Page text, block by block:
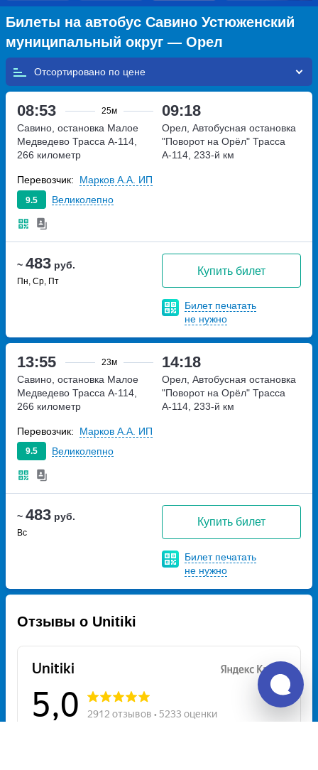
Билеты на автобус Савино Устюженский
муниципальный округ — Орел
Отсортировано по
08:53 25м 09:18
~ 483 руб.
Пн, Ср, Пт
Купить билет
Билет печатать
не нужно
Савино, остановка Малое
Медведево Трасса А-114,
266 километр
Орел, Автобусная остановка
"Поворот на Орёл" Трасса
А-114, 233-й км
9.5 Великолепно
Перевозчик: Марков А.А. ИП
13:55 23м 14:18
~ 483 руб.
Вс
Купить билет
Билет печатать
не нужно
Савино, остановка Малое
Медведево Трасса А-114,
266 километр
Орел, Автобусная остановка
"Поворот на Орёл" Трасса
А-114, 233-й км
9.5 Великолепно
Перевозчик: Марков А.А. ИП
Отзывы о Unitiki